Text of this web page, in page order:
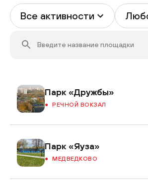
Все активности
Парк «Дружбы»
РЕЧНОЙ ВОКЗАЛ
Парк «Яуза»
МЕДВЕДКОВО